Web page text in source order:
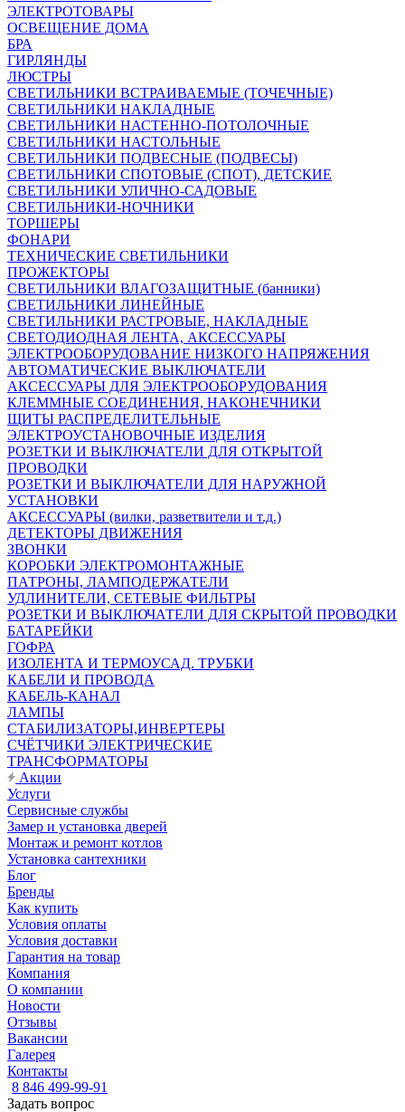
ЭЛЕКТРОТОВАРЫ
ОСВЕЩЕНИЕ ДОМА
БРА
ГИРЛЯНДЫ
ЛЮСТРЫ
СВЕТИЛЬНИКИ ВСТРАИВАЕМЫЕ (ТОЧЕЧНЫЕ)
СВЕТИЛЬНИКИ НАКЛАДНЫЕ
СВЕТИЛЬНИКИ НАСТЕННО-ПОТОЛОЧНЫЕ
СВЕТИЛЬНИКИ НАСТОЛЬНЫЕ
СВЕТИЛЬНИКИ ПОДВЕСНЫЕ (ПОДВЕСЫ)
СВЕТИЛЬНИКИ СПОТОВЫЕ (СПОТ), ДЕТСКИЕ
СВЕТИЛЬНИКИ УЛИЧНО-САДОВЫЕ
СВЕТИЛЬНИКИ-НОЧНИКИ
ТОРШЕРЫ
ФОНАРИ
ТЕХНИЧЕСКИЕ СВЕТИЛЬНИКИ
ПРОЖЕКТОРЫ
СВЕТИЛЬНИКИ ВЛАГОЗАЩИТНЫЕ (банники)
СВЕТИЛЬНИКИ ЛИНЕЙНЫЕ
СВЕТИЛЬНИКИ РАСТРОВЫЕ, НАКЛАДНЫЕ
СВЕТОДИОДНАЯ ЛЕНТА, АКСЕССУАРЫ
ЭЛЕКТРООБОРУДОВАНИЕ НИЗКОГО НАПРЯЖЕНИЯ
АВТОМАТИЧЕСКИЕ ВЫКЛЮЧАТЕЛИ
АКСЕССУАРЫ ДЛЯ ЭЛЕКТРООБОРУДОВАНИЯ
КЛЕММНЫЕ СОЕДИНЕНИЯ, НАКОНЕЧНИКИ
ЩИТЫ РАСПРЕДЕЛИТЕЛЬНЫЕ
ЭЛЕКТРОУСТАНОВОЧНЫЕ ИЗДЕЛИЯ
РОЗЕТКИ И ВЫКЛЮЧАТЕЛИ ДЛЯ ОТКРЫТОЙ
ПРОВОДКИ
РОЗЕТКИ И ВЫКЛЮЧАТЕЛИ ДЛЯ НАРУЖНОЙ
УСТАНОВКИ
АКСЕССУАРЫ (вилки, разветвители и т.д.)
ДЕТЕКТОРЫ ДВИЖЕНИЯ
ЗВОНКИ
КОРОБКИ ЭЛЕКТРОМОНТАЖНЫЕ
ПАТРОНЫ, ЛАМПОДЕРЖАТЕЛИ
УДЛИНИТЕЛИ, СЕТЕВЫЕ ФИЛЬТРЫ
РОЗЕТКИ И ВЫКЛЮЧАТЕЛИ ДЛЯ СКРЫТОЙ ПРОВОДКИ
БАТАРЕЙКИ
ГОФРА
ИЗОЛЕНТА И ТЕРМОУСАД. ТРУБКИ
КАБЕЛИ И ПРОВОДА
КАБЕЛЬ-КАНАЛ
ЛАМПЫ
СТАБИЛИЗАТОРЫ,ИНВЕРТЕРЫ
СЧЁТЧИКИ ЭЛЕКТРИЧЕСКИЕ
ТРАНСФОРМАТОРЫ
Акции
Услуги
Сервисные службы
Замер и установка дверей
Монтаж и ремонт котлов
Установка сантехники
Блог
Бренды
Как купить
Условия оплаты
Условия доставки
Гарантия на товар
Компания
О компании
Новости
Отзывы
Вакансии
Галерея
Контакты
8 846 499-99-91
Задать вопрос